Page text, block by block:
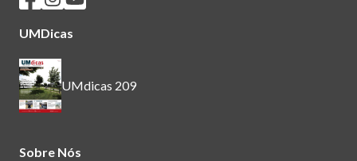
UMDicas
UMdicas 209
Sobre Nós